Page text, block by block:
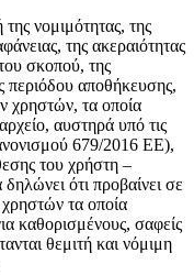
νομιμότητας, της
της ακεραιότητας
σκοπού, της
περιόδου αποθήκευσης,
χρηστών, τα οποία
αυστηρά υπό τις
679/2016 ΕΕ),
του χρήστη –
ότι προβαίνει σε
τα οποία
καθορισμένους, σαφείς
θεμιτή και νόμιμη